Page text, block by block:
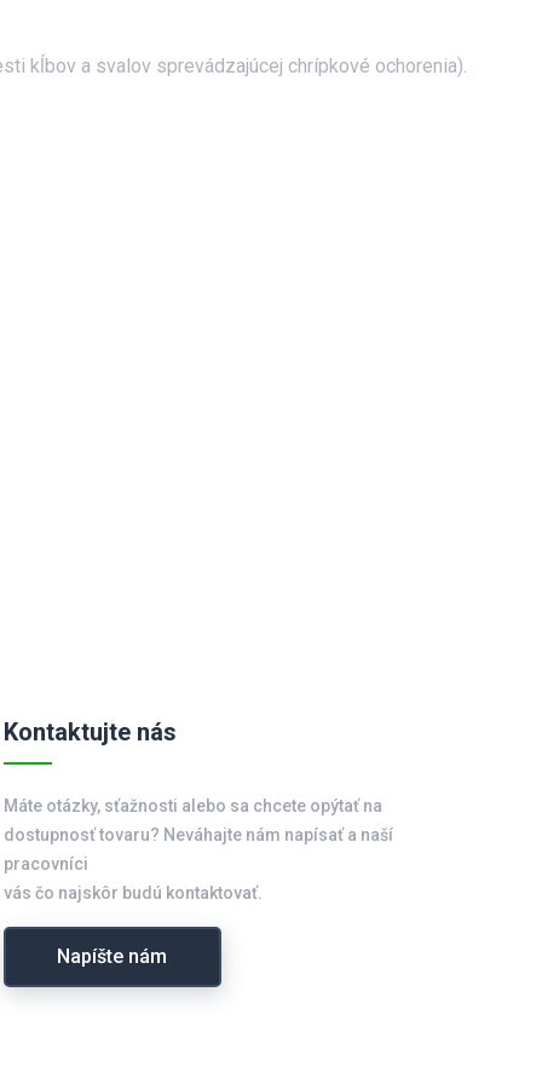
kĺbov a svalov sprevádzajúcej chrípkové ochorenia).
Kontaktujte nás
Máte otázky, sťažnosti alebo sa chcete opýtať na
dostupnosť tovaru? Neváhajte nám napísať a naší
pracovníci
vás čo najskôr budú kontaktovať.
Napíšte nám